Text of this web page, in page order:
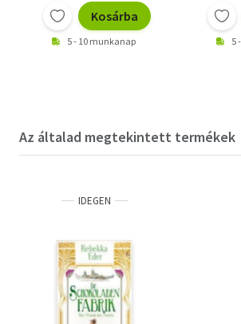
Kosárba
5 - 10 munkanap 5
Az általad megtekintett termékek
IDEGEN